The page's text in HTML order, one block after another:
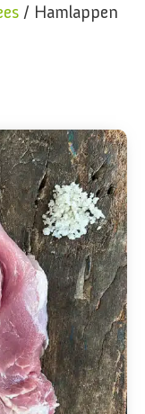
/ Hamlappen